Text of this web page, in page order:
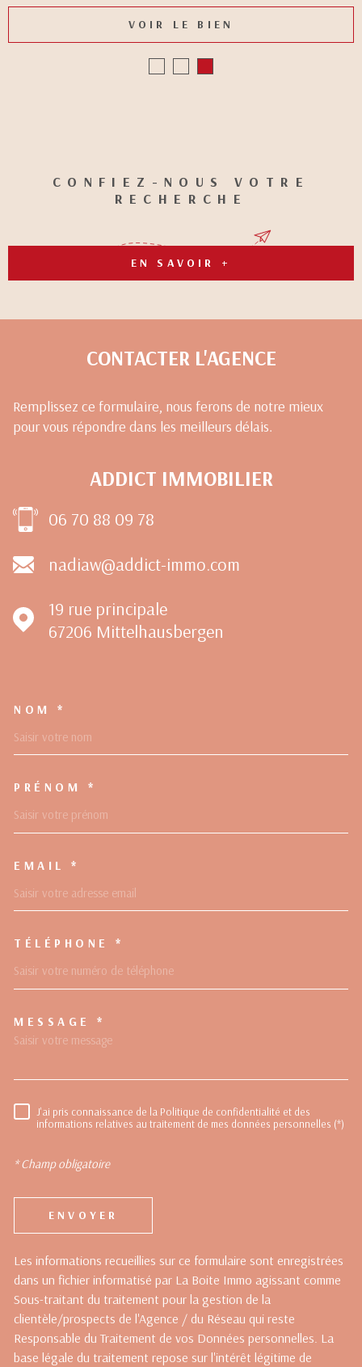
VOIR LE BIEN
CONFIEZ-NOUS VOTRE
RECHERCHE
EN SAVOIR +
CONTACTERL'AGENCE
Remplissez ce formulaire, nous ferons de notre mieux
pour vous répondre dans les meilleurs délais.
ADDICT IMMOBILIER
06 70 88 09 78
nadiaw@addict-immo.com
19 rue principale
67206
Mittelhausbergen
NOM *
PRÉNOM *
EMAIL *
TÉLÉPHONE *
MESSAGE *
RÈGLEMENTATION
J'ai pris connaissance de la Politique de confidentialité et des
informations relatives au traitement de mes données personnelles (*)
* Champ obligatoire
ENVOYER
Les informations recueillies sur ce formulaire sont enregistrées
dans un fichier informatisé par La Boite Immo agissant comme
Sous-traitant du traitement pour la gestion de la
clientèle/prospects de l'Agence / du Réseau qui reste
Responsable du Traitement de vos Données personnelles. La
base légale du traitement repose sur l'intérêt légitime de